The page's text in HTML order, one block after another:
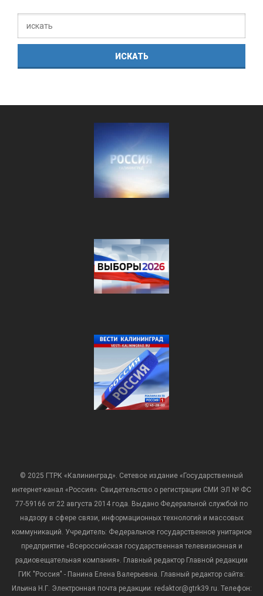
© 2025 ГТРК «Калининград». Сетевое издание «Государственный
интернет-канал «Россия». Свидетельство о регистрации СМИ ЭЛ № ФС
77-59166 от 22 августа 2014 года. Выдано Федеральной службой по
надзору в сфере связи, информационных технологий и массовых
коммуникаций. Учредитель: Федеральное государственное унитарное
предприятие «Всероссийская государственная телевизионная и
радиовещательная компания». Главный редактор Главной редакции
ГИК "Россия" - Панина Елена Валерьевна. Главный редактор сайта:
Ильина Н.Г. Электронная почта редакции: redaktor@gtrk39.ru. Телефон: